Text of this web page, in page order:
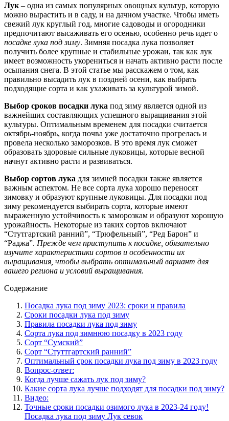
Лук – одна из самых популярных овощных культур, которую
можно вырастить и в саду, и на дачном участке. Чтобы иметь
свежий лук круглый год, многие садоводы и огородники
предпочитают высаживать его осенью, особенно речь идет о
посадке лука под зиму. Зимняя посадка лука позволяет
получить более крупные и стабильные урожаи, так как лук
имеет возможность укорениться и начать активно расти после
осыпания снега. В этой статье мы расскажем о том, как
правильно высадить лук в поздней осени, как выбрать
подходящие сорта и как ухаживать за культурой зимой.
Выбор сроков посадки лука под зиму является одной из
важнейших составляющих успешного выращивания этой
культуры. Оптимальным временем для посадки считается
октябрь-ноябрь, когда почва уже достаточно прогрелась и
провела несколько заморозков. В это время лук сможет
образовать здоровые сильные луковицы, которые весной
начнут активно расти и развиваться.
Выбор сортов лука для зимней посадки также является
важным аспектом. Не все сорта лука хорошо переносят
зимовку и образуют крупные луковицы. Для посадки под
зиму рекомендуется выбирать сорта, которые имеют
выраженную устойчивость к заморозкам и образуют хорошую
урожайность. Некоторые из таких сортов включают
“Стутгартский ранний”, “Трюфельный”, “Ред Барон” и
“Раджа”. Прежде чем приступить к посадке, обязательно
изучите характеристики сортов и особенности их
выращивания, чтобы выбрать оптимальный вариант для
вашего региона и условий выращивания.
Содержание
Посадка лука под зиму 2023: сроки и правила
Сроки посадки лука под зиму
Правила посадки лука под зиму
Сорта лука под зимнюю посадку в 2023 году
Сорт “Сумский”
Сорт “Стуттгартский ранний”
Оптимальный срок посадки лука под зиму в 2023 году
Вопрос-ответ:
Когда лучше сажать лук под зиму?
Какие сорта лука лучше подходят для посадки под зиму?
Видео:
Точные сроки посадки озимого лука в 2023-24 году!
Посадка лука под зиму Лук севок